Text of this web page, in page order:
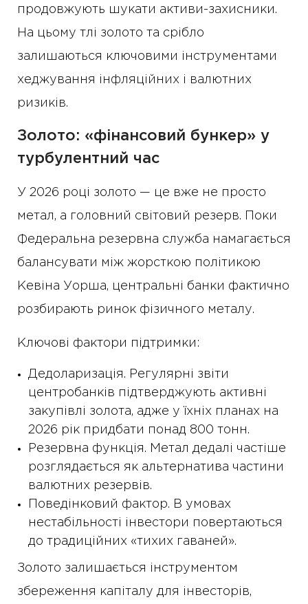
продовжують шукати активи-захисники.
На цьому тлі золото та срібло
залишаються ключовими інструментами
хеджування інфляційних і валютних
ризиків.
Золото: «фінансовий бункер» у
турбулентний час
У 2026 році золото — це вже не просто
метал, а головний світовий резерв. Поки
Федеральна резервна служба намагається
балансувати між жорсткою політикою
Кевіна Уорша, центральні банки фактично
розбирають ринок фізичного металу.
Ключові фактори підтримки:
Дедоларизація. Регулярні звіти
центробанків підтверджують активні
закупівлі золота, адже у їхніх планах на
2026 рік придбати понад 800 тонн.
Резервна функція. Метал дедалі частіше
розглядається як альтернатива частини
валютних резервів.
Поведінковий фактор. В умовах
нестабільності інвестори повертаються
до традиційних «тихих гаваней».
Золото залишається інструментом
збереження капіталу для інвесторів,